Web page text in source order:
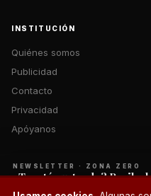
INSTITUCIÓN
Quiénes somos
Publicidad
Contacto
Privacidad
Apóyanos
© 2026 Zona Zero Media.
NEWSLETTER · ZONA ZERO
¿Te está gustando? Recibe
correo.